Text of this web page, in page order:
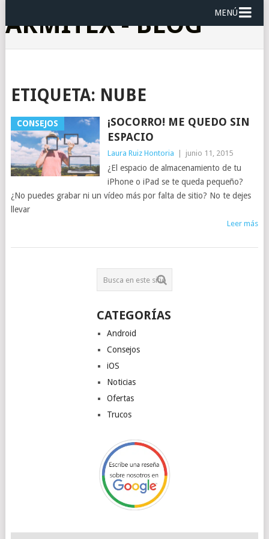
ARMITEX - BLOG MENÚ
ETIQUETA: NUBE
CONSEJOS
¡SOCORRO! ME QUEDO SIN
ESPACIO
Laura Ruiz Hontoria junio 11, 2015
¿El espacio de almacenamiento de tu
iPhone o iPad se te queda pequeño?
¿No puedes grabar ni un vídeo más por falta de sitio? No te dejes
llevar
Leer más
CATEGORÍAS
Android
Consejos
iOS
Noticias
Ofertas
Trucos